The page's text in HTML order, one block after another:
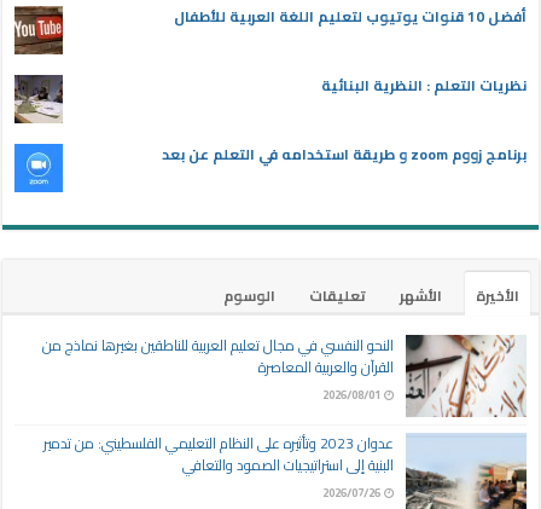
أفضل 10 قنوات يوتيوب لتعليم اللغة العربية للأطفال
نظريات التعلم : النظرية البنائية
برنامج زووم zoom و طريقة استخدامه في التعلم عن بعد
الأخيرة الأشهر تعليقات
الوسوم
النحو النفسي في مجال تعليم العربية للناطقين بغيرها نماذج من
القرآن والعربية المعاصرة
2026/08/01
عدوان 2023 وتأثيره على النظام التعليمي الفلسطيني: من تدمير
البنية إلى استراتيجيات الصمود والتعافي
2026/07/26